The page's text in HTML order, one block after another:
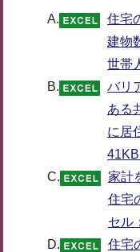
A.
住宅
建物
世帯
B.
バリ
ある
に居
41KB
C.
家計
住宅
セル
D.
住宅